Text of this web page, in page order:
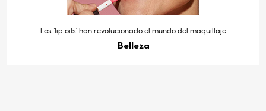
Los ‘lip oils’ han revolucionado el mundo del maquillaje
Belleza